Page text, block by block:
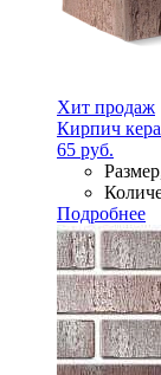
Хит продаж
Кирпич
65 руб.
Подробнее